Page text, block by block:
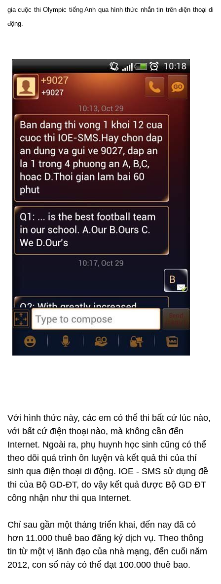
gia cuộc thi Olympic tiếng Anh qua hình thức nhắn tin trên điện thoại di
động.
Với hình thức này, các em có thể thi bất cứ lúc nào,
với bất cứ điện thoại nào, mà không cần đến
Internet. Ngoài ra, phụ huynh học sinh cũng có thể
theo dõi quá trình ôn luyện và kết quả thi của thí
sinh qua điện thoại di động. IOE - SMS sử dụng đề
thi của Bộ GD-ĐT, do vậy kết quả được Bộ GD ĐT
công nhận như thi qua Internet.
Chỉ sau gần một tháng triển khai, đến nay đã có
hơn 11.000 thuê bao đăng ký dịch vụ. Theo thông
tin từ một vị lãnh đạo của nhà mạng, đến cuối năm
2012, con số này có thể đạt 100.000 thuê bao.